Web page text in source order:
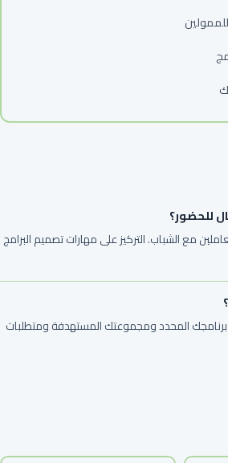
للحضور؟
مع الشباب. التركيز على مهارات تصميم البرامج
المحدد ومجموعتك المستهدفة ومتطلبات